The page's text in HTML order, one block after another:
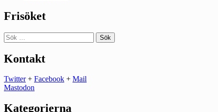
Frisöket
Sök
efter:
Kontakt
Twitter+ Facebook + Mail
Mastodon
Kategorierna